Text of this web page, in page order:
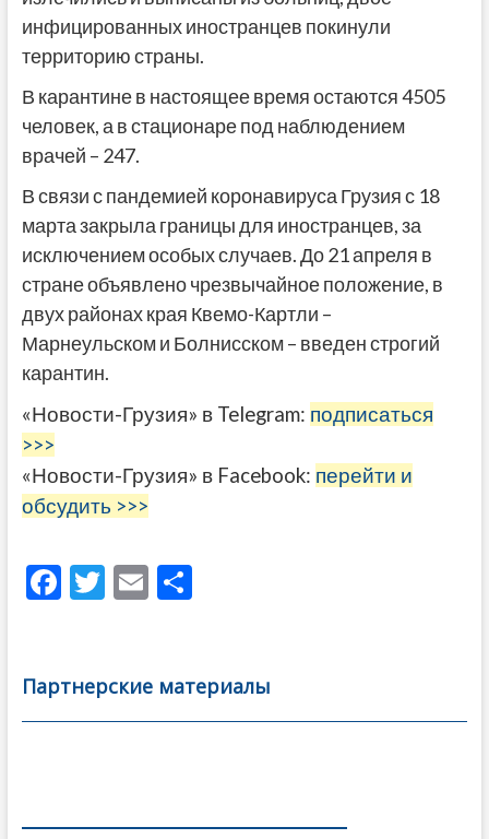
инфицированных иностранцев покинули
территорию страны.
В карантине в настоящее время остаются 4505
человек, а в стационаре под наблюдением
врачей – 247.
В связи с пандемией коронавируса Грузия с 18
марта закрыла границы для иностранцев, за
исключением особых случаев. До 21 апреля в
стране объявлено чрезвычайное положение, в
двух районах края Квемо-Картли –
Марнеульском и Болнисском – введен строгий
карантин.
«Новости-Грузия» в Telegram: подписаться
>>>
«Новости-Грузия» в Facebook: перейти и
обсудить >>>
F
b
o
T
er
E
l
О
а
в
Партнерские материалы
по